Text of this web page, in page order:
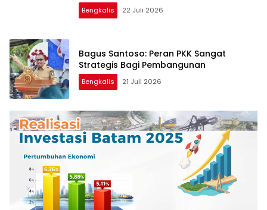
Bengkalis 22 Juli 2026
Bagus Santoso: Peran PKK Sangat
Strategis Bagi Pembangunan
Bengkalis 21 Juli 2026